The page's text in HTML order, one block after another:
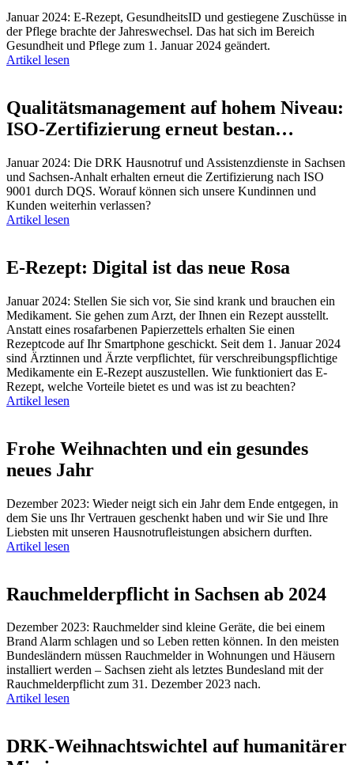
Januar 2024: E-Rezept, GesundheitsID und gestiegene Zuschüsse in
der Pflege brachte der Jahreswechsel. Das hat sich im Bereich
Gesundheit und Pflege zum 1. Januar 2024 geändert.
Artikel lesen
Qualitätsmanagement auf hohem Niveau:
ISO-Zertifizierung erneut bestan…
Januar 2024: Die DRK Hausnotruf und Assistenzdienste in Sachsen
und Sachsen-Anhalt erhalten erneut die Zertifizierung nach ISO
9001 durch DQS. Worauf können sich unsere Kundinnen und
Kunden weiterhin verlassen?
Artikel lesen
E-Rezept: Digital ist das neue Rosa
Januar 2024: Stellen Sie sich vor, Sie sind krank und brauchen ein
Medikament. Sie gehen zum Arzt, der Ihnen ein Rezept ausstellt.
Anstatt eines rosafarbenen Papierzettels erhalten Sie einen
Rezeptcode auf Ihr Smartphone geschickt. Seit dem 1. Januar 2024
sind Ärztinnen und Ärzte verpflichtet, für verschreibungspflichtige
Medikamente ein E-Rezept auszustellen. Wie funktioniert das E-
Rezept, welche Vorteile bietet es und was ist zu beachten?
Artikel lesen
Frohe Weihnachten und ein gesundes
neues Jahr
Dezember 2023: Wieder neigt sich ein Jahr dem Ende entgegen, in
dem Sie uns Ihr Vertrauen geschenkt haben und wir Sie und Ihre
Liebsten mit unseren Hausnotrufleistungen absichern durften.
Artikel lesen
Rauchmelderpflicht in Sachsen ab 2024
Dezember 2023: Rauchmelder sind kleine Geräte, die bei einem
Brand Alarm schlagen und so Leben retten können. In den meisten
Bundesländern müssen Rauchmelder in Wohnungen und Häusern
installiert werden – Sachsen zieht als letztes Bundesland mit der
Rauchmelderpflicht zum 31. Dezember 2023 nach.
Artikel lesen
DRK-Weihnachtswichtel auf humanitärer